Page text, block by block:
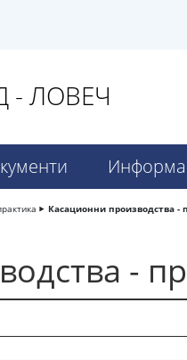
- ЛОВЕЧ
Касационни производства
-